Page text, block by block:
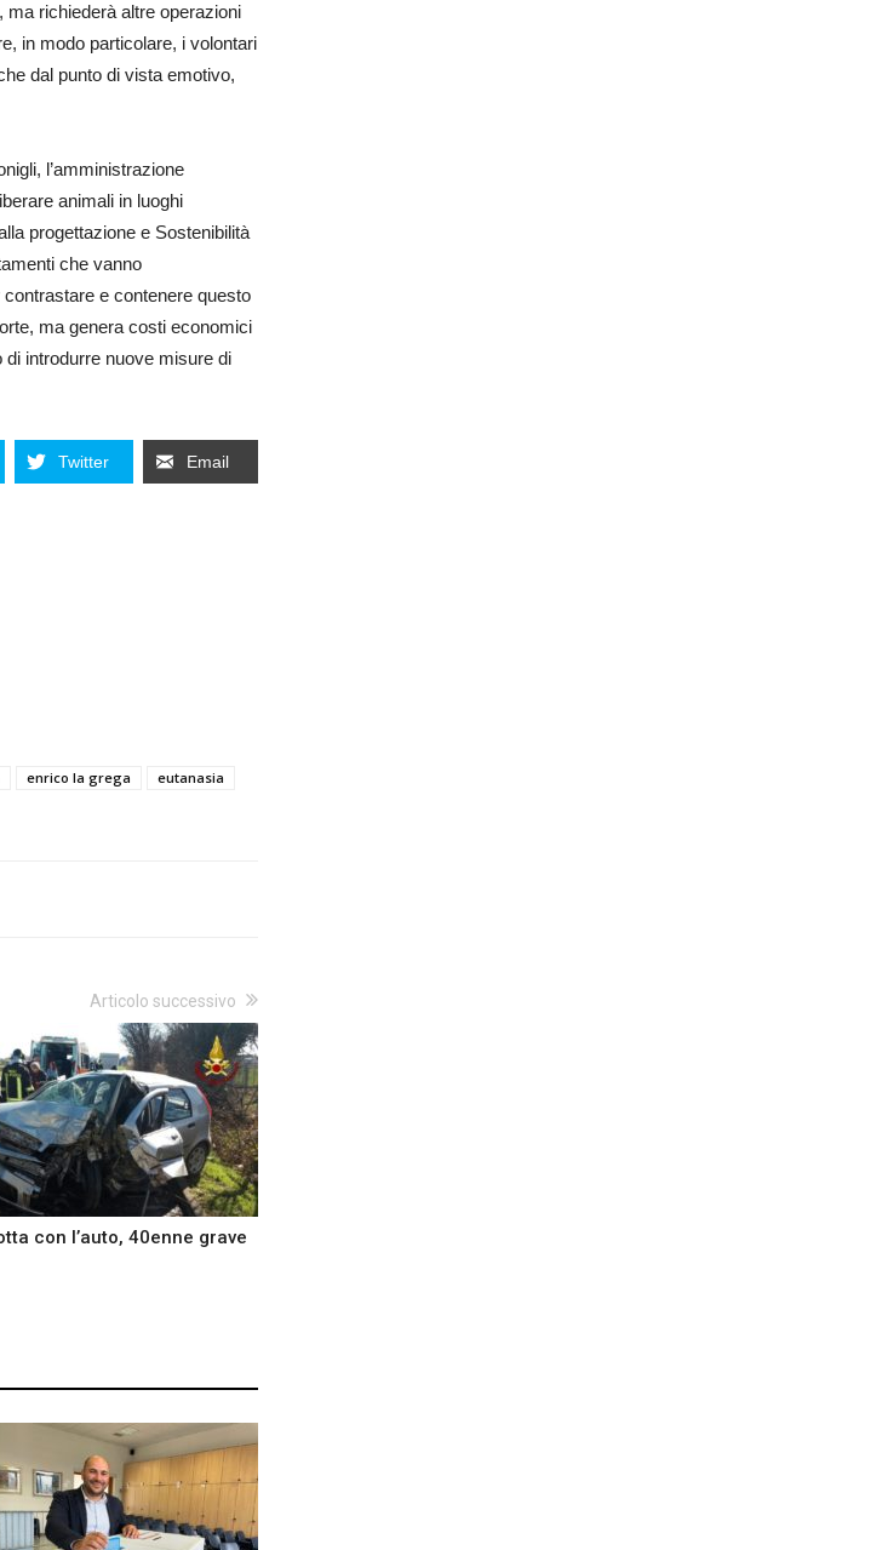
ma richiederà altre operazioni
in modo particolare, i volontari
dal punto di vista emotivo,
l’amministrazione
animali in luoghi
progettazione e Sostenibilità
che vanno
e contenere questo
ma genera costi economici
introdurre nuove misure di
Twitter Email
enrico la grega
eutanasia
Articolo successivo
con l’auto, 40enne grave